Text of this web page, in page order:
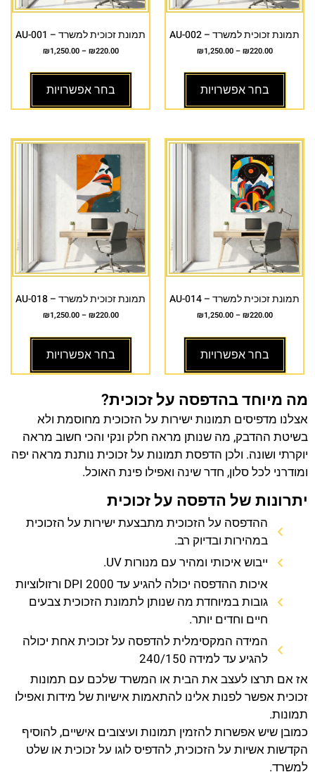
תמונת זכוכית למשרד – AU-002
₪220.00
–
₪1,250.00
בחר אפשרויות
תמונת זכוכית למשרד – AU-001
₪220.00
–
₪1,250.00
בחר אפשרויות
תמונת זכוכית למשרד – AU-014
₪220.00
–
₪1,250.00
בחר אפשרויות
תמונת זכוכית למשרד – AU-018
₪220.00
–
₪1,250.00
בחר אפשרויות
מה מיוחד בהדפסה על זכוכית?
אצלנו מדפיסים תמונות ישירות על הזכוכית מחוסמת ולא
בשיטת ההדבק, מה שנותן מראה חלק ונקי והכי חשוב מראה
יוקרתי ושונה. ולכן הדפסת תמונות על זכוכית נותנת מראה יפה
ומודרני לכל סלון, חדר שינה ואפילו פינת האוכל.
יתרונות של הדפסה על זכוכית
ההדפסה על הזכוכית מתבצעת ישירות על הזכוכית
במהירות ובדיוק רב.
ייבוש איכותי ומהיר עם מנורות UV.
איכות ההדפסה יכולה להגיע עד 2000 DPI ורזולוציות
גובות במיוחדת מה שנותן לתמונת הזכוכית צבעים
חיים וחדים יותר.
המידה המקסימלית להדפסה על זכוכית אחת יכולה
להגיע עד למידה 240/150
אז אם תרצו לעצב את הבית או המשרד שלכם עם תמונות
זכוכית אפשר לפנות אלינו להתאמות אישיות של מידות ואפילו
תמונות.
כמובן שיש אפשרות להזמין תמונות ועיצובים אישיים, להוסיף
הקדשות אשיות על הזכוכית, להדפיס לוגו על זכוכית או שלט
למשרד.